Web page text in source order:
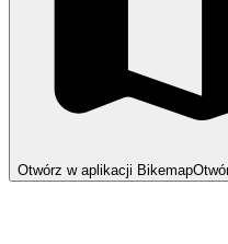
Otwórz w aplikacji Bikemap